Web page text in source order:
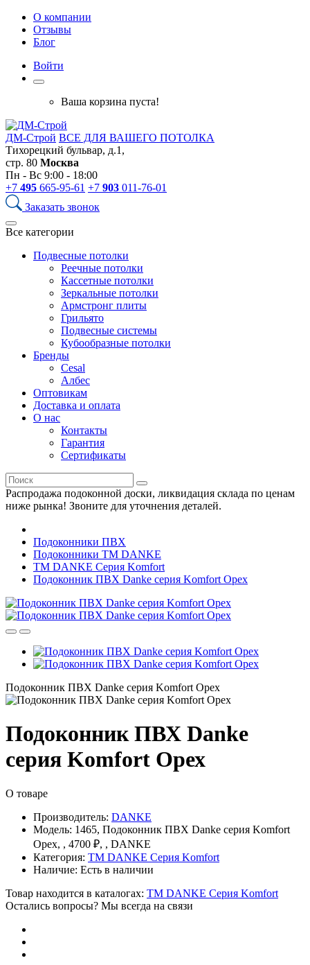
О компании
Отзывы
Блог
Войти
Ваша корзина пуста!
ДМ-Строй ВСЕ ДЛЯ ВАШЕГО ПОТОЛКА
Тихорецкий бульвар, д.1,
стр. 80 Москва
Пн - Вс 9:00 - 18:00
+7 495 665-95-61 +7 903 011-76-01
Заказать звонок
Все категории
Подвесные потолки
Реечные потолки
Кассетные потолки
Зеркальные потолки
Армстронг плиты
Грильято
Подвесные системы
Кубообразные потолки
Бренды
Cesal
Албес
Оптовикам
Доставка и оплата
О нас
Контакты
Гарантия
Сертификаты
Распродажа подоконной доски, ликвидация склада по ценам
ниже рынка! Звоните для уточнения деталей.
Подоконники ПВХ
Подоконники ТМ DANKE
TM DANKE Серия Komfort
Подоконник ПВХ Danke серия Komfort Орех
Подоконник ПВХ Danke серия Komfort Орех
Подоконник ПВХ Danke
серия Komfort Орех
О товаре
Производитель: DANKE
Модель: 1465, Подоконник ПВХ Danke серия Komfort
Орех, , 4700 ₽, , DANKE
Категория: TM DANKE Серия Komfort
Наличие: Есть в наличии
Товар находится в каталогах: TM DANKE Серия Komfort
Остались вопросы? Мы всегда на связи